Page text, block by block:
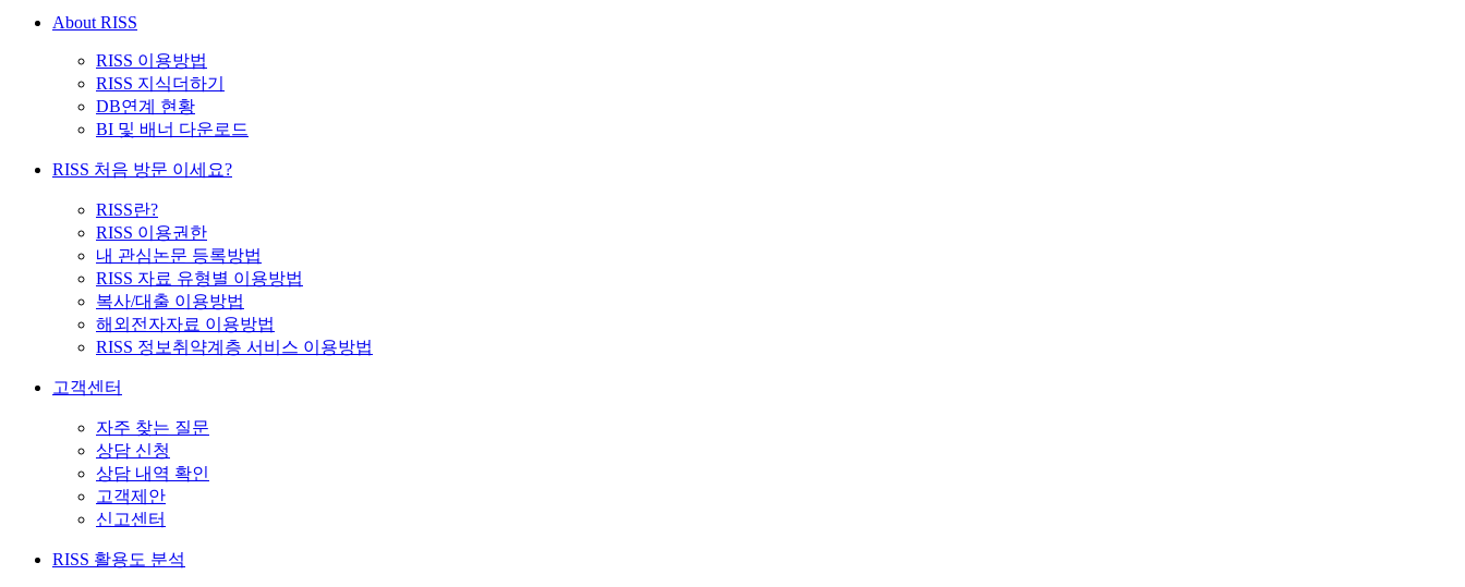
About RISS
RISS 이용방법
RISS 지식더하기
DB연계 현황
BI 및 배너 다운로드
RISS 처음 방문 이세요?
RISS란?
RISS 이용권한
내 관심논문 등록방법
RISS 자료 유형별 이용방법
복사/대출 이용방법
해외전자자료 이용방법
RISS 정보취약계층 서비스 이용방법
고객센터
자주 찾는 질문
상담 신청
상담 내역 확인
고객제안
신고센터
RISS 활용도 분석